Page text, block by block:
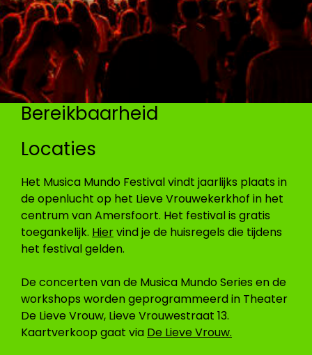
Bereikbaarheid
Locaties
Het Musica Mundo Festival vindt jaarlijks plaats in
de openlucht op het Lieve Vrouwekerkhof in het
centrum van Amersfoort. Het festival is gratis
toegankelijk. Hiervind je de huisregels die tijdens
het festival gelden.
De concerten van de Musica Mundo Series en de
workshops worden geprogrammeerd in Theater
De Lieve Vrouw, Lieve Vrouwestraat 13.
Kaartverkoop gaat via De Lieve Vrouw.